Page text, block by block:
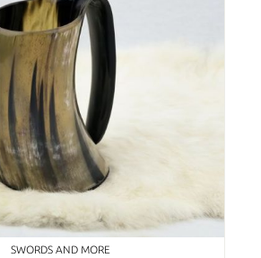
SWORDS AND MORE